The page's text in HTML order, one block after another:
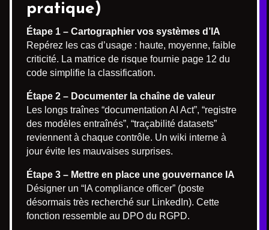
pratique)
Étape 1 – Cartographier vos systèmes d’IA
Repérez les cas d’usage : haute, moyenne, faible
criticité. La matrice de risque fournie page 12 du
code simplifie la classification.
Étape 2 – Documenter la chaîne de valeur
Les longs traînes “documentation AI Act”, “registre
des modèles entraînés”, “traçabilité datasets”
reviennent à chaque contrôle. Un wiki interne à
jour évite les mauvaises surprises.
Étape 3 – Mettre en place une gouvernance IA
Désigner un “IA compliance officer” (poste
désormais très recherché sur LinkedIn). Cette
fonction ressemble au DPO du RGPD.